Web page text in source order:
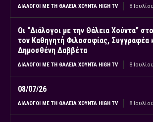
ΔΙΆΛΟΓΟΙ ΜΕ ΤΗ ΘΆΛΕΙΑ ΧΟΎΝΤΑ HIGH TV 8
Οι “Διάλογοι με την Θάλεια Χούντα”
τον Καθηγητή Φιλοσοφίας, Συγγραφέα
Δημοσθένη Δαββέτα
ΔΙΆΛΟΓΟΙ ΜΕ ΤΗ ΘΆΛΕΙΑ ΧΟΎΝΤΑ HIGH TV 8
08/07/26
ΔΙΆΛΟΓΟΙ ΜΕ ΤΗ ΘΆΛΕΙΑ ΧΟΎΝΤΑ HIGH TV 8